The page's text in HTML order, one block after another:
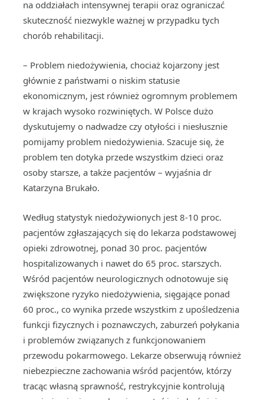
na oddziałach intensywnej terapii oraz ograniczać
skuteczność niezwykle ważnej w przypadku tych
chorób rehabilitacji.
– Problem niedożywienia, chociaż kojarzony jest
głównie z państwami o niskim statusie
ekonomicznym, jest również ogromnym problemem
w krajach wysoko rozwiniętych. W Polsce dużo
dyskutujemy o nadwadze czy otyłości i niesłusznie
pomijamy problem niedożywienia. Szacuje się, że
problem ten dotyka przede wszystkim dzieci oraz
osoby starsze, a także pacjentów – wyjaśnia dr
Katarzyna Brukało.
Według statystyk niedożywionych jest 8-10 proc.
pacjentów zgłaszających się do lekarza podstawowej
opieki zdrowotnej, ponad 30 proc. pacjentów
hospitalizowanych i nawet do 65 proc. starszych.
Wśród pacjentów neurologicznych odnotowuje się
zwiększone ryzyko niedożywienia, sięgające ponad
60 proc., co wynika przede wszystkim z upośledzenia
funkcji fizycznych i poznawczych, zaburzeń połykania
i problemów związanych z funkcjonowaniem
przewodu pokarmowego. Lekarze obserwują również
niebezpieczne zachowania wśród pacjentów, którzy
tracąc własną sprawność, restrykcyjnie kontrolują